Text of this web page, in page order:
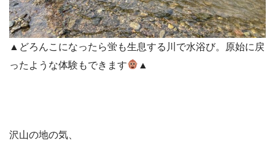
▲どろんこになったら蛍も生息する川で水浴び。原始に戻
ったような体験もできます
▲
沢山の地の気、